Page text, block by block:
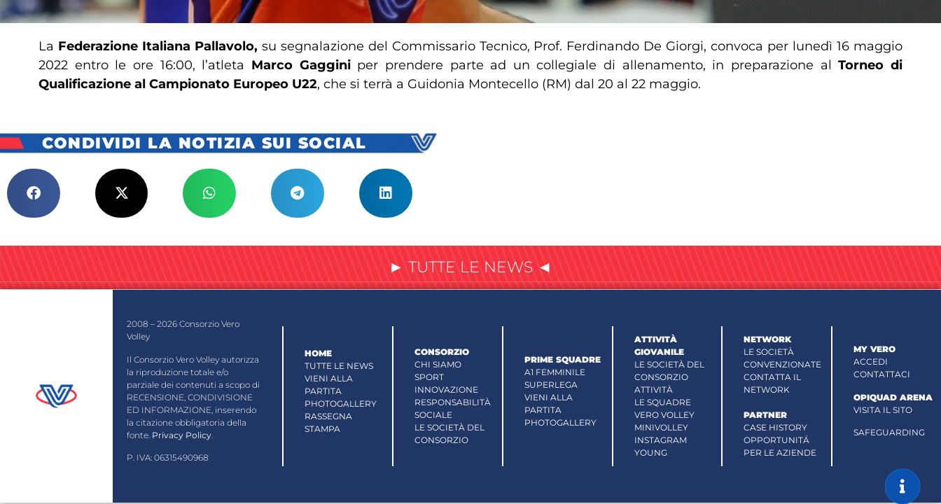
La Federazione Italiana Pallavolo, su segnalazione del Commissario Tecnico, Prof. Ferdinando De Giorgi, convoca per lunedì 16 maggio
2022 entro le ore 16:00, l’atleta Marco Gagginiper prendere parte ad un collegiale di allenamento, in preparazione alTorneo di
Qualificazione al Campionato Europeo U22, che si terrà a Guidonia Montecello (RM) dal 20 al 22 maggio.
CONDIVIDI LA NOTIZIA SUI SOCIAL
► TUTTE LE NEWS ◄
2008 – 2026 Consorzio Vero
Volley
Il Consorzio Vero Volley autorizza
la riproduzione totale e/o
parziale dei contenuti a scopo di
RECENSIONE, CONDIVISIONE
ED INFORMAZIONE, inserendo
la citazione obbligatoria della
fonte. Privacy Policy
P. IVA: 06315490968
HOME
TUTTE LE NEWS
VIENI ALLA
PARTITA
PHOTOGALLERY
RASSEGNA
STAMPA
CONSORZIO
CHI SIAMO
SPORT
INNOVAZIONE
RESPONSABILITÀ
SOCIALE
LE SOCIETÀ DEL
CONSORZIO
PRIME SQUADRE
A1 FEMMINILE
SUPERLEGA
VIENI ALLA
PARTITA
PHOTOGALLERY
ATTIVITÀ
GIOVANILE
LE SOCIETÀ DEL
CONSORZIO
ATTIVITÀ
LE SQUADRE
VERO VOLLEY
MINIVOLLEY
INSTAGRAM
YOUNG
NETWORK
LE SOCIETÀ
CONVENZIONATE
CONTATTA IL
NETWORK
PARTNER
CASE HISTORY
OPPORTUNITÁ
PER LE AZIENDE
MY VERO
ACCEDI
CONTATTACI
OPIQUAD ARENA
VISITA IL SITO
SAFEGUARDING